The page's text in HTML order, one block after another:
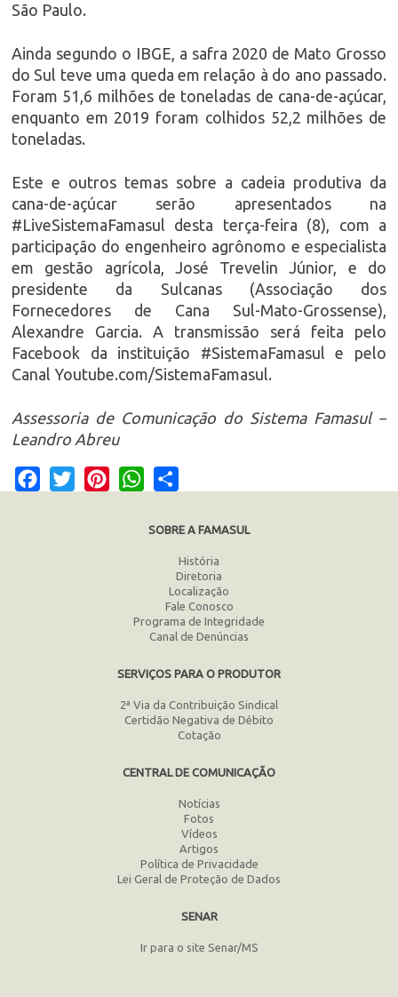
São Paulo.
Ainda segundo o IBGE, a safra 2020 de Mato Grosso
do Sul teve uma queda em relação à do ano passado.
Foram 51,6 milhões de toneladas de cana-de-açúcar,
enquanto em 2019 foram colhidos 52,2 milhões de
toneladas.
Este e outros temas sobre a cadeia produtiva da
cana-de-açúcar serão apresentados na
#LiveSistemaFamasul desta terça-feira (8), com a
participação do engenheiro agrônomo e especialista
em gestão agrícola, José Trevelin Júnior, e do
presidente da Sulcanas (Associação dos
Fornecedores de Cana Sul-Mato-Grossense),
Alexandre Garcia. A transmissão será feita pelo
Facebook da instituição #SistemaFamasul e pelo
Canal Youtube.com/SistemaFamasul.
Assessoria de Comunicação do Sistema Famasul –
Leandro Abreu
Facebook
Twitter PinterestWhatsApp
SOBRE A FAMASUL
História
Diretoria
Localização
Fale Conosco
Programa de Integridade
Canal de Denúncias
SERVIÇOS PARA O PRODUTOR
2ª Via da Contribuição Sindical
Certidão Negativa de Débito
Cotação
CENTRAL DE COMUNICAÇÃO
Notícias
Fotos
Vídeos
Artigos
Política de Privacidade
Lei Geral de Proteção de Dados
SENAR
Ir para o site Senar/MS